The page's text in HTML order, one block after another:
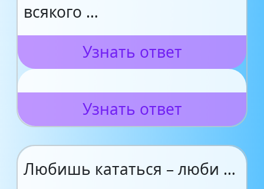
всякого …
Узнать ответ
Узнать ответ
Любишь кататься – люби …